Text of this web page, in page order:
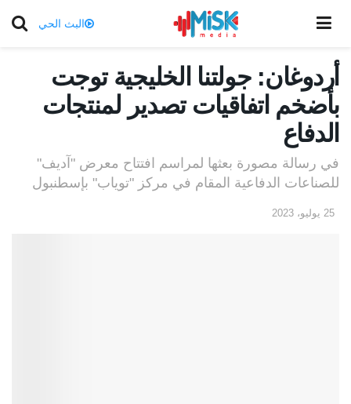
البث الحي
أردوغان: جولتنا الخليجية توجت
بأضخم اتفاقيات تصدير لمنتجات
الدفاع
في رسالة مصورة بعثها لمراسم افتتاح معرض "آديف"
للصناعات الدفاعية المقام في مركز "توياب" بإسطنبول
25 يوليو، 2023